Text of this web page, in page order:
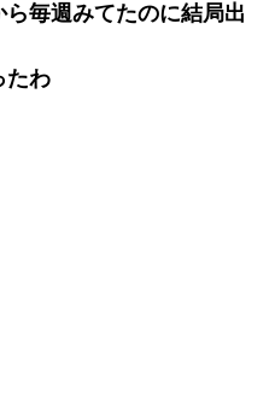
毎週みてたのに結局出
たわ